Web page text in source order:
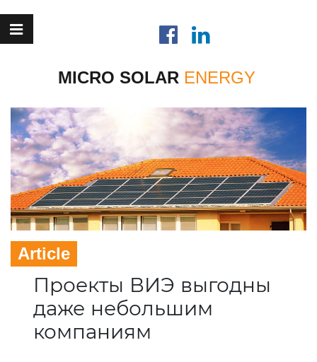
MICRO SOLAR
Article
Проекты ВИЭ выгодны
даже небольшим
компаниям